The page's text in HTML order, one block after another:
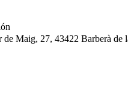
Maig, 27, 43422 Barberà de